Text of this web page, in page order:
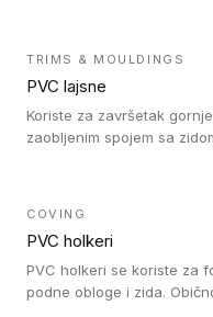
TRIMS & MOULDINGS
PVC lajsne
Koriste za završetak
zaobljenim spojem sa
rešenje).
COVING
PVC holkeri
PVC holkeri se koriste za
podne obloge i zida.